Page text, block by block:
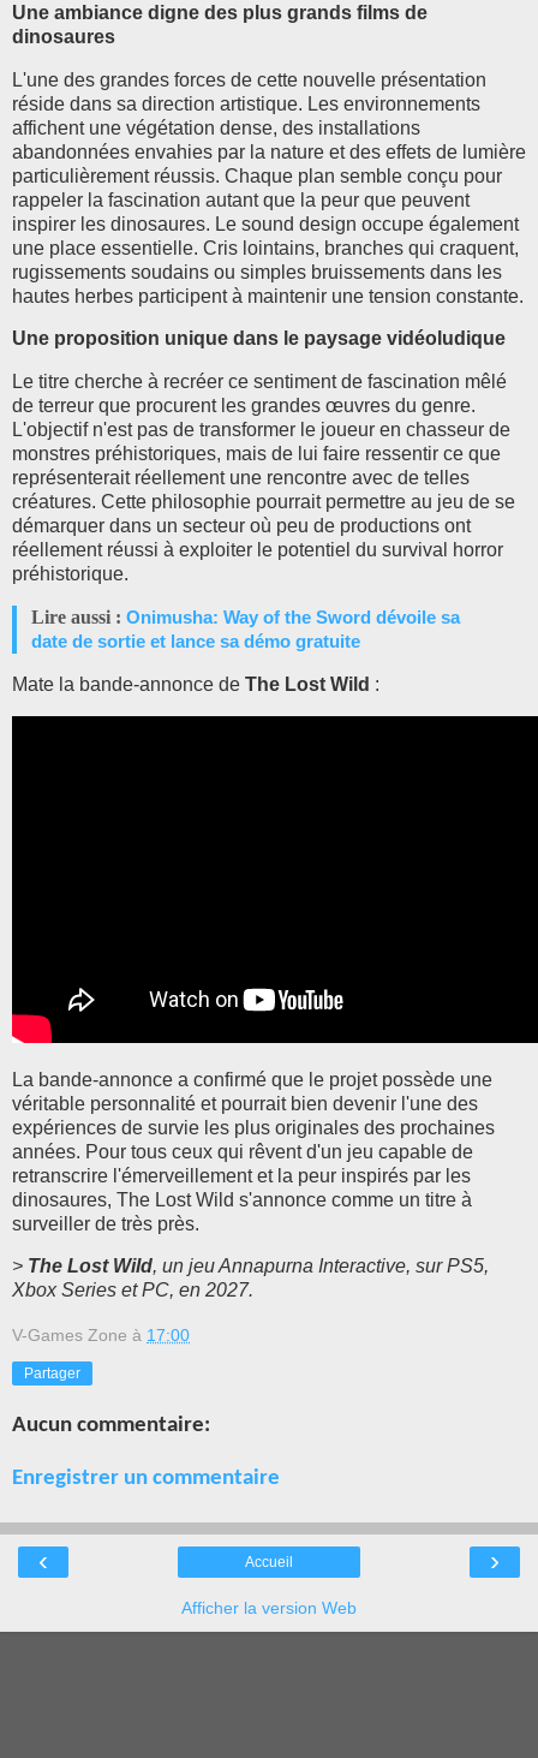
Une ambiance digne des plus grands films de
dinosaures
L'une des grandes forces de cette nouvelle présentation
réside dans sa direction artistique. Les environnements
affichent une végétation dense, des installations
abandonnées envahies par la nature et des effets de lumière
particulièrement réussis. Chaque plan semble conçu pour
rappeler la fascination autant que la peur que peuvent
inspirer les dinosaures. Le sound design occupe également
une place essentielle. Cris lointains, branches qui craquent,
rugissements soudains ou simples bruissements dans les
hautes herbes participent à maintenir une tension constante.
Une proposition unique dans le paysage vidéoludique
Le titre cherche à recréer ce sentiment de fascination mêlé
de terreur que procurent les grandes œuvres du genre.
L'objectif n'est pas de transformer le joueur en chasseur de
monstres préhistoriques, mais de lui faire ressentir ce que
représenterait réellement une rencontre avec de telles
créatures. Cette philosophie pourrait permettre au jeu de se
démarquer dans un secteur où peu de productions ont
réellement réussi à exploiter le potentiel du survival horror
préhistorique.
Lire aussi : Onimusha: Way of the Sword dévoile sa
date de sortie et lance sa démo gratuite
Mate la bande-annonce de The Lost Wild :
La bande-annonce a confirmé que le projet possède une
véritable personnalité et pourrait bien devenir l'une des
expériences de survie les plus originales des prochaines
années. Pour tous ceux qui rêvent d'un jeu capable de
retranscrire l'émerveillement et la peur inspirés par les
dinosaures, The Lost Wild s'annonce comme un titre à
surveiller de très près.
> The Lost Wild, un jeu Annapurna Interactive, sur PS5,
Xbox Series et PC, en 2027.
V-Games Zone à 17:00
Partager
Aucun commentaire:
Enregistrer un commentaire
‹ ›
Accueil
Afficher la version Web